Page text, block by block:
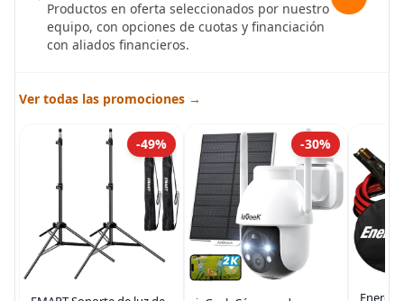
Productos en oferta seleccionados por nuestro
equipo, con opciones de cuotas y financiación
con aliados financieros.
Ver todas las promociones →
-49% -30%